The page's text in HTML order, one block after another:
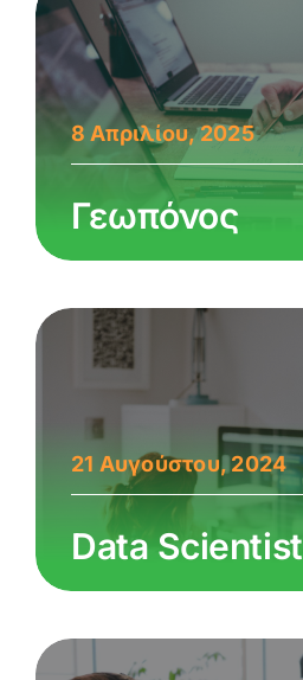
8 Απριλίου, 2025
Γεωπόνος
21 Αυγούστου, 2024
Data Scientist